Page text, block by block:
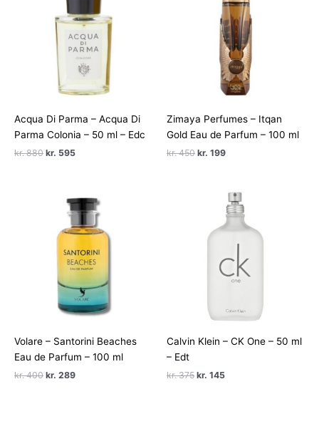
Acqua Di Parma – Acqua Di
Parma Colonia – 50 ml – Edc
kr.880 Den
kr. 880.
kr. 595Den
kr. 595.
Zimaya Perfumes – Itqan
Gold Eau de Parfum – 100 ml
kr.450 Den
kr. 199Den
kr. 199.
Volare – Santorini Beaches
Eau de Parfum – 100 ml
kr.400 Den
kr. 289Den
Calvin Klein – CK One – 50 ml
– Edt
kr.375 Den
kr. 145Den